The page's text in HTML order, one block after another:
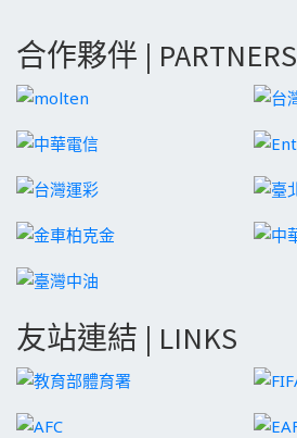
合作夥伴 | PARTNERS
友站連結 | LINKS